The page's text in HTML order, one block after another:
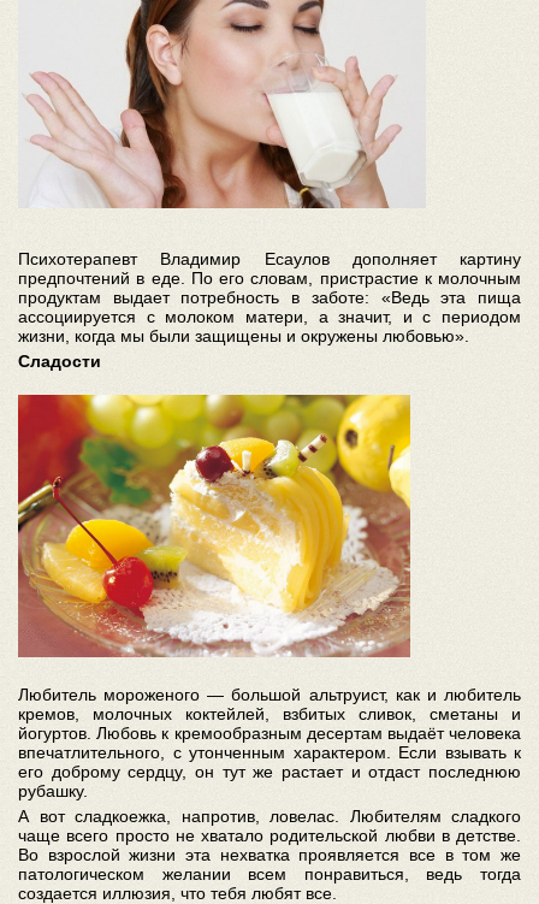
Психотерапевт Владимир Есаулов дополняет картину
предпочтений в еде. По его словам, пристрастие к молочным
продуктам выдает потребность в заботе: «Ведь эта пища
ассоциируется с молоком матери, а значит, и с периодом
жизни, когда мы были защищены и окружены любовью».
Сладости
Любитель мороженого — большой альтруист, как и любитель
кремов, молочных коктейлей, взбитых сливок, сметаны и
йогуртов. Любовь к кремообразным десертам выдаёт человека
впечатлительного, с утонченным характером. Если взывать к
его доброму сердцу, он тут же растает и отдаст последнюю
рубашку.
А вот сладкоежка, напротив, ловелас. Любителям сладкого
чаще всего просто не хватало родительской любви в детстве.
Во взрослой жизни эта нехватка проявляется все в том же
патологическом желании всем понравиться, ведь тогда
создается иллюзия, что тебя любят все.